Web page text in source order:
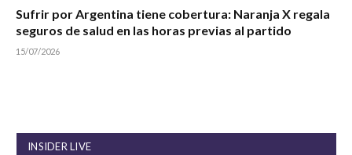
Sufrir por Argentina tiene cobertura: Naranja X regala
seguros de salud en las horas previas al partido
15/07/2026
INSIDER LIVE